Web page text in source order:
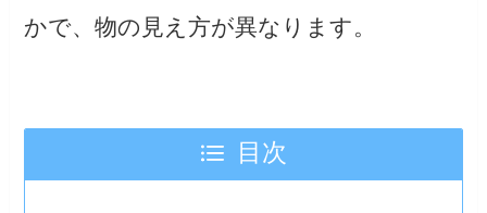
かで、物の見え方が異なります。
目次